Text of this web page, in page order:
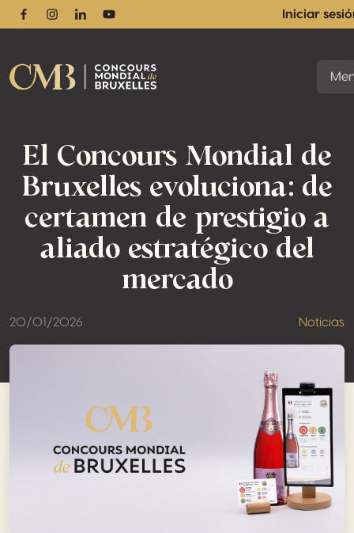
FacebookInstagram
LinkedinYoutube
Iniciar
El Concours Mondial de
Bruxelles evoluciona: de
certamen de prestigio a
aliado estratégico del
mercado
20/01/2026 Noticias